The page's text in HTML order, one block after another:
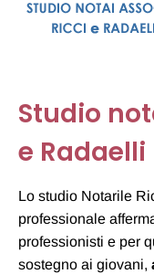
Studio
e Radaelli
Lo studio Notarile
professionale
professionisti e per
sostegno ai giovani,